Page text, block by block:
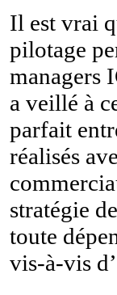
Il est vrai
pilotage
managers
a veillé à
parfait
réalisés
stratégie
toute
vis-à-vis